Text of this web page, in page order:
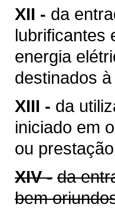
XII - da
lubrificantes
energia
destinados
XIII - da
iniciado em
ou
XIV - da
bem